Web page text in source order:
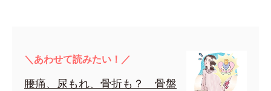
＼あわせて読みたい！／
腰痛、尿もれ、骨折も？ 骨盤